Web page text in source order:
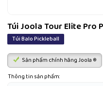
Túi Joola Tour Elite Pro
Túi Balo Pickleball
Sản phẩm chính hãng Joola ®
Thông tin sản phẩm: